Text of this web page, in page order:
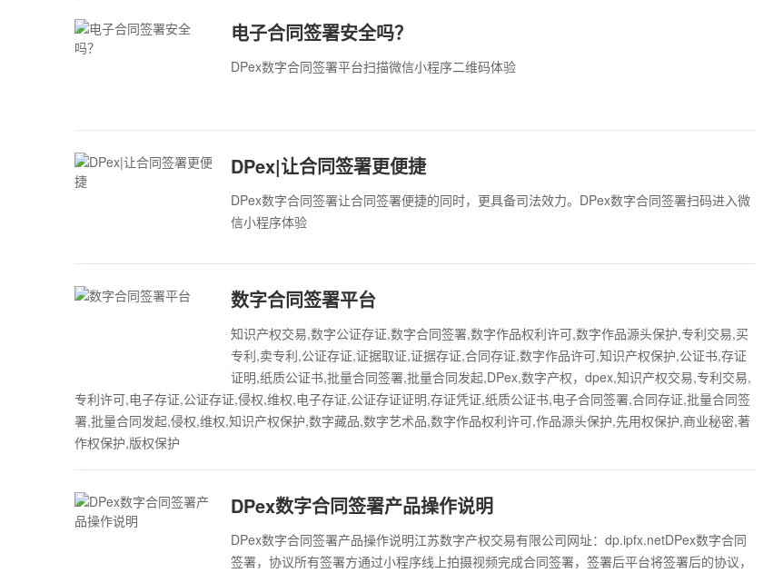
电子合同签署安全吗？
DPex数字合同签署平台扫描微信小程序二维码体验
DPex|让合同签署更便捷
DPex数字合同签署让合同签署便捷的同时，更具备司法效力。DPex数字合同签署扫码进入微
信小程序体验
数字合同签署平台
知识产权交易,数字公证存证,数字合同签署,数字作品权利许可,数字作品源头保护,专利交易,买
专利,卖专利,公证存证,证据取证,证据存证,合同存证,数字作品许可,知识产权保护,公证书,存证
证明,纸质公证书,批量合同签署,批量合同发起,DPex,数字产权，dpex,知识产权交易,专利交易,
专利许可,电子存证,公证存证,侵权,维权,电子存证,公证存证证明,存证凭证,纸质公证书,电子合同签署,合同存证,批量合同签
署,批量合同发起,侵权,维权,知识产权保护,数字藏品,数字艺术品,数字作品权利许可,作品源头保护,先用权保护,商业秘密,著
作权保护,版权保护
DPex数字合同签署产品操作说明
DPex数字合同签署产品操作说明江苏数字产权交易有限公司网址：dp.ipfx.netDPex数字合同
签署，协议所有签署方通过小程序线上拍摄视频完成合同签署，签署后平台将签署后的协议，